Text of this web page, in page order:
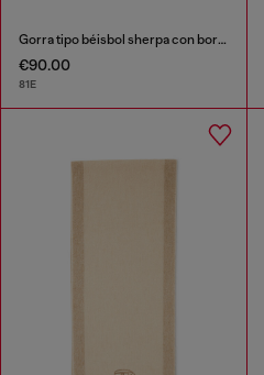
Gorra tipo béisbol sherpa con bordado Oval D
€90.00
81E